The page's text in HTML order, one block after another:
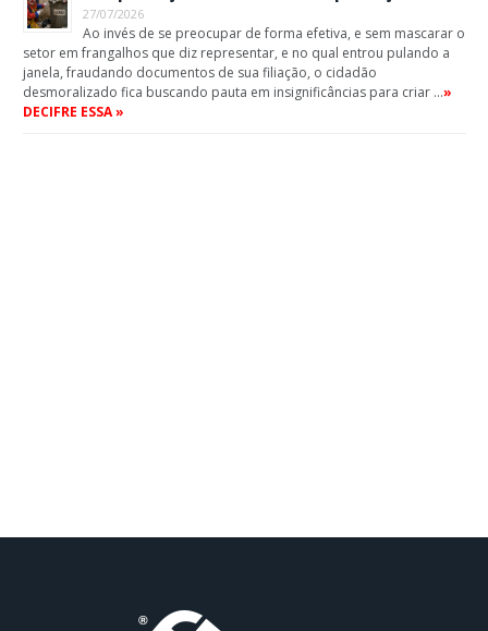
27/07/2026
Ao invés de se preocupar de forma efetiva, e sem mascarar o
setor em frangalhos que diz representar, e no qual entrou pulando a
janela, fraudando documentos de sua filiação, o cidadão
desmoralizado fica buscando pauta em insignificâncias para criar …»
DECIFRE ESSA »